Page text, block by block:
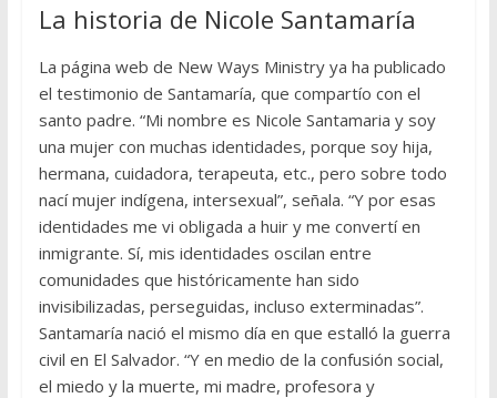
La historia de Nicole Santamaría
La página web de New Ways Ministry ya ha publicado
el testimonio de Santamaría, que compartío con el
santo padre. “Mi nombre es Nicole Santamaria y soy
una mujer con muchas identidades, porque soy hija,
hermana, cuidadora, terapeuta, etc., pero sobre todo
nací mujer indígena, intersexual”, señala. “Y por esas
identidades me vi obligada a huir y me convertí en
inmigrante. Sí, mis identidades oscilan entre
comunidades que históricamente han sido
invisibilizadas, perseguidas, incluso exterminadas”.
Santamaría nació el mismo día en que estalló la guerra
civil en El Salvador. “Y en medio de la confusión social,
el miedo y la muerte, mi madre, profesora y